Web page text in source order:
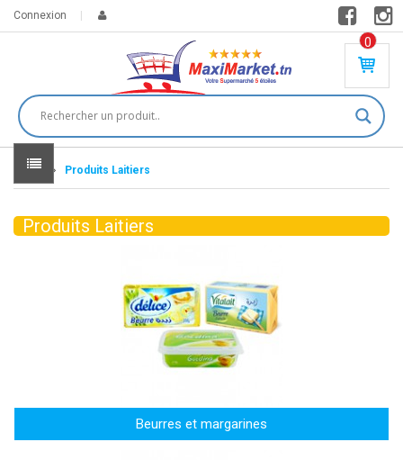
Connexion
0
PR
DU
IT(
S)
0
DT
Home Produits Laitiers
Produits Laitiers
Beurres et margarines